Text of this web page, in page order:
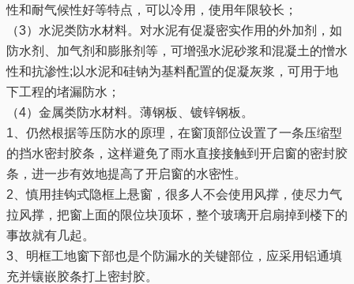
性和耐气候性好等特点，可以冷用，使用年限较长；
（3）水泥类防水材料。对水泥有促凝密实作用的外加剂，如
防水剂、加气剂和膨胀剂等，可增强水泥砂浆和混凝土的憎水
性和抗渗性;以水泥和硅钠为基料配置的促凝灰浆，可用于地
下工程的堵漏防水；
（4）金属类防水材料。薄钢板、镀锌钢板。
1、仍然根据等压防水的原理，在窗顶部位设置了一条压缩型
的挡水密封胶条，这样避免了雨水直接接触到开启窗的密封胶
条，进一步有效地提高了开启窗的水密性。
2、慎用挂钩式隐框上悬窗，很多人不会使用风撑，使尽力气
拉风撑，把窗上面的限位块顶坏，整个玻璃开启扇掉到楼下的
事故就有几起。
3、明框工地窗下部也是个防漏水的关键部位，应采用铝通填
充并镶嵌胶条打上密封胶。